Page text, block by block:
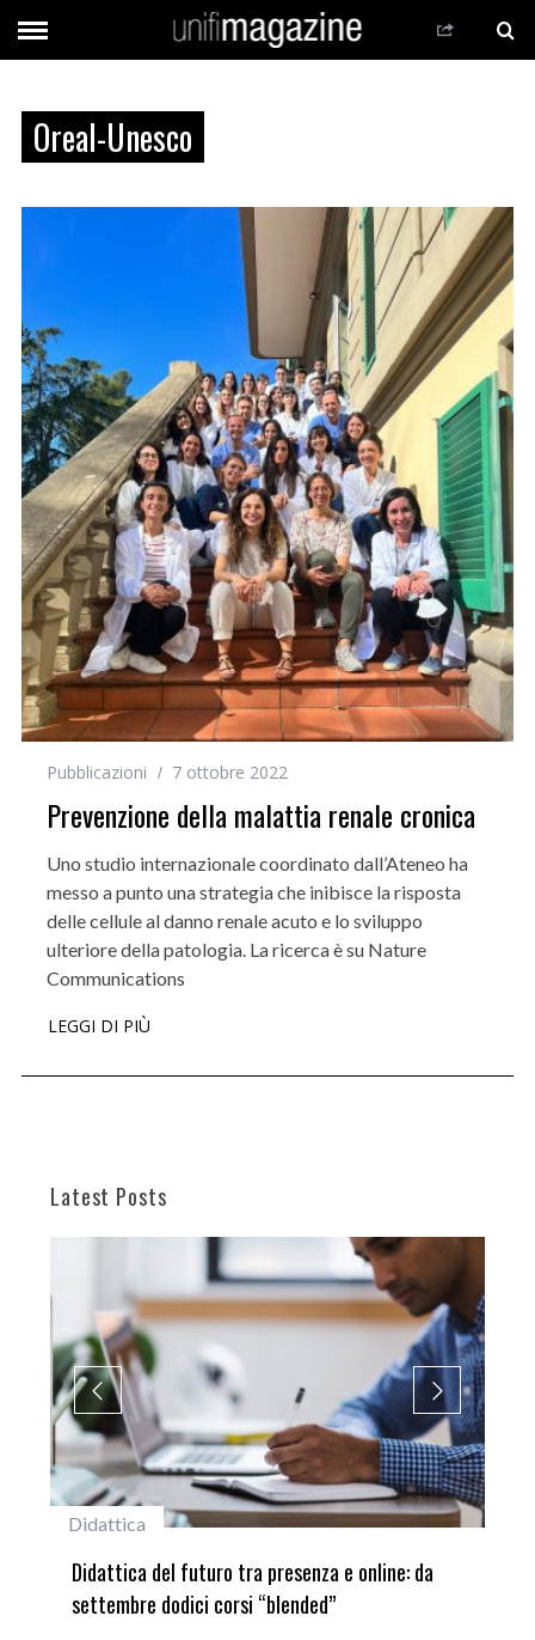
Oreal-Unesco
Pubblicazioni 7 ottobre 2022
Prevenzione della malattia renale cronica
Uno studio internazionale coordinato dall’Ateneo ha
messo a punto una strategia che inibisce la risposta
delle cellule al danno renale acuto e lo sviluppo
ulteriore della patologia. La ricerca è su Nature
Communications
LEGGI DI PIÙ
Latest Posts
futuro tra presenza e online: da
corsi “blended”
#studentiunifi
Laureata Unifi